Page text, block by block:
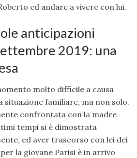
ed andare a vivere con lui.
anticipazioni
2019: una
molto difficile a causa
situazione familiare, ma non solo.
confrontata con la madre
tempi si è dimostrata
ed aver trascorso con lei dei
la giovane Parisi è in arrivo